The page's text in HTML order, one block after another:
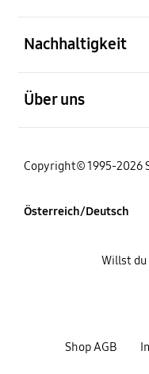
Nachhaltigkeit
Über uns
Copyright© 1995-2026
Österreich/Deutsch
Shop AGB
Willst